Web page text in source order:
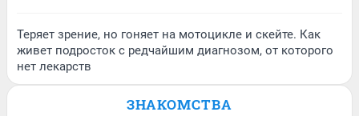
Теряет зрение, но гоняет на мотоцикле и скейте. Как
живет подросток с редчайшим диагнозом, от которого
нет лекарств
ЗНАКОМСТВА